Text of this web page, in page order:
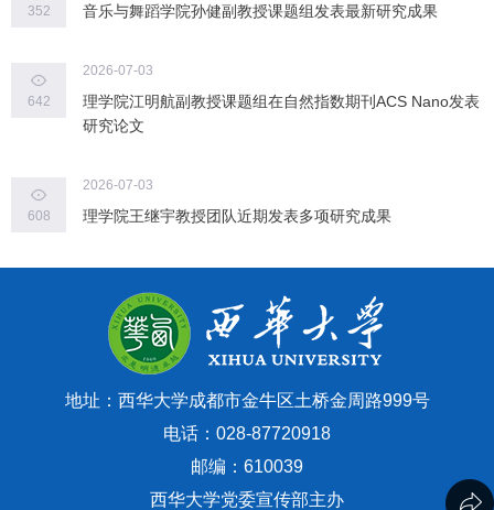
352 音乐与舞蹈学院孙健副教授课题组发表最新研究成果
642
2026-07-03
理学院江明航副教授课题组在自然指数期刊ACS Nano发表
研究论文
608
2026-07-03
理学院王继宇教授团队近期发表多项研究成果
地址：西华大学成都市金牛区土桥金周路999号
电话：028-87720918
邮编：610039
西华大学党委宣传部主办